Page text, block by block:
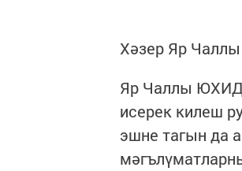
Хәзер Яр
Яр Чаллы
исерек килеш
эшне тагын да